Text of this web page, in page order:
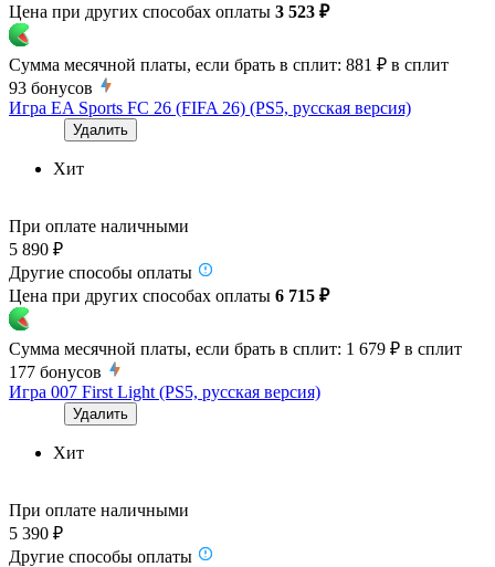
Цена при других способах оплаты 3 523 ₽
Сумма месячной платы, если брать в сплит: 881 ₽ в сплит
93 бонусов
Игра EA Sports FC 26 (FIFA 26) (PS5, русская версия)
Удалить
Хит
При оплате наличными
5 890 ₽
Другие способы оплаты
Цена при других способах оплаты 6 715 ₽
Сумма месячной платы, если брать в сплит: 1 679 ₽ в сплит
177 бонусов
Игра 007 First Light (PS5, русская версия)
Удалить
Хит
При оплате наличными
5 390 ₽
Другие способы оплаты